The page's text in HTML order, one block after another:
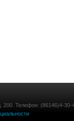
200. Телефон: (86146)4-30-